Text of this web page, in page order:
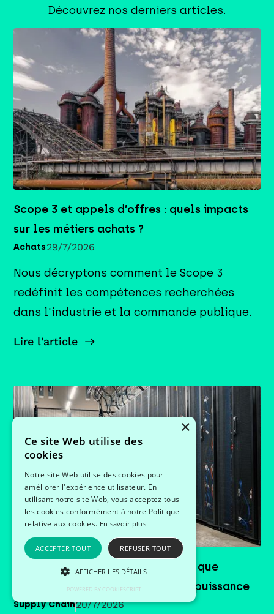
Découvrez nos derniers articles.
Scope 3 et appels d’offres : quels impacts
sur les métiers achats ?
Achats29/7/2026
Nous décryptons comment le Scope 3
redéfinit les compétences recherchées
dans l'industrie et la commande publique.
Lire l'article
Profils data en Supply Chain : ce que
change vraiment leur montée en puissance
Supply Chain20/7/2026
×
Ce site Web utilise des
cookies
Notre site Web utilise des cookies pour
améliorer l'expérience utilisateur. En
utilisant notre site Web, vous acceptez tous
les cookies conformément à notre Politique
relative aux cookies. En savoir plus
ACCEPTER TOUT REFUSER TOUT
AFFICHER LES DÉTAILS
POWERED BY COOKIESCRIPT